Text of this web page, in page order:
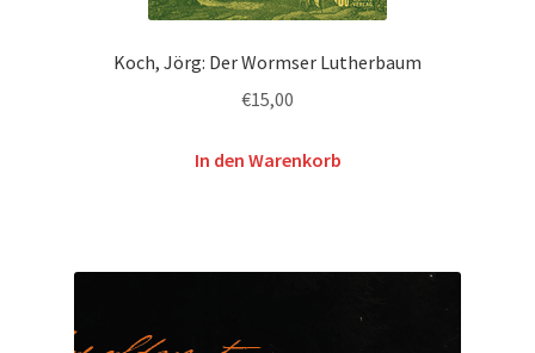
Koch, Jörg: Der Wormser Lutherbaum
€15,00
In den Warenkorb